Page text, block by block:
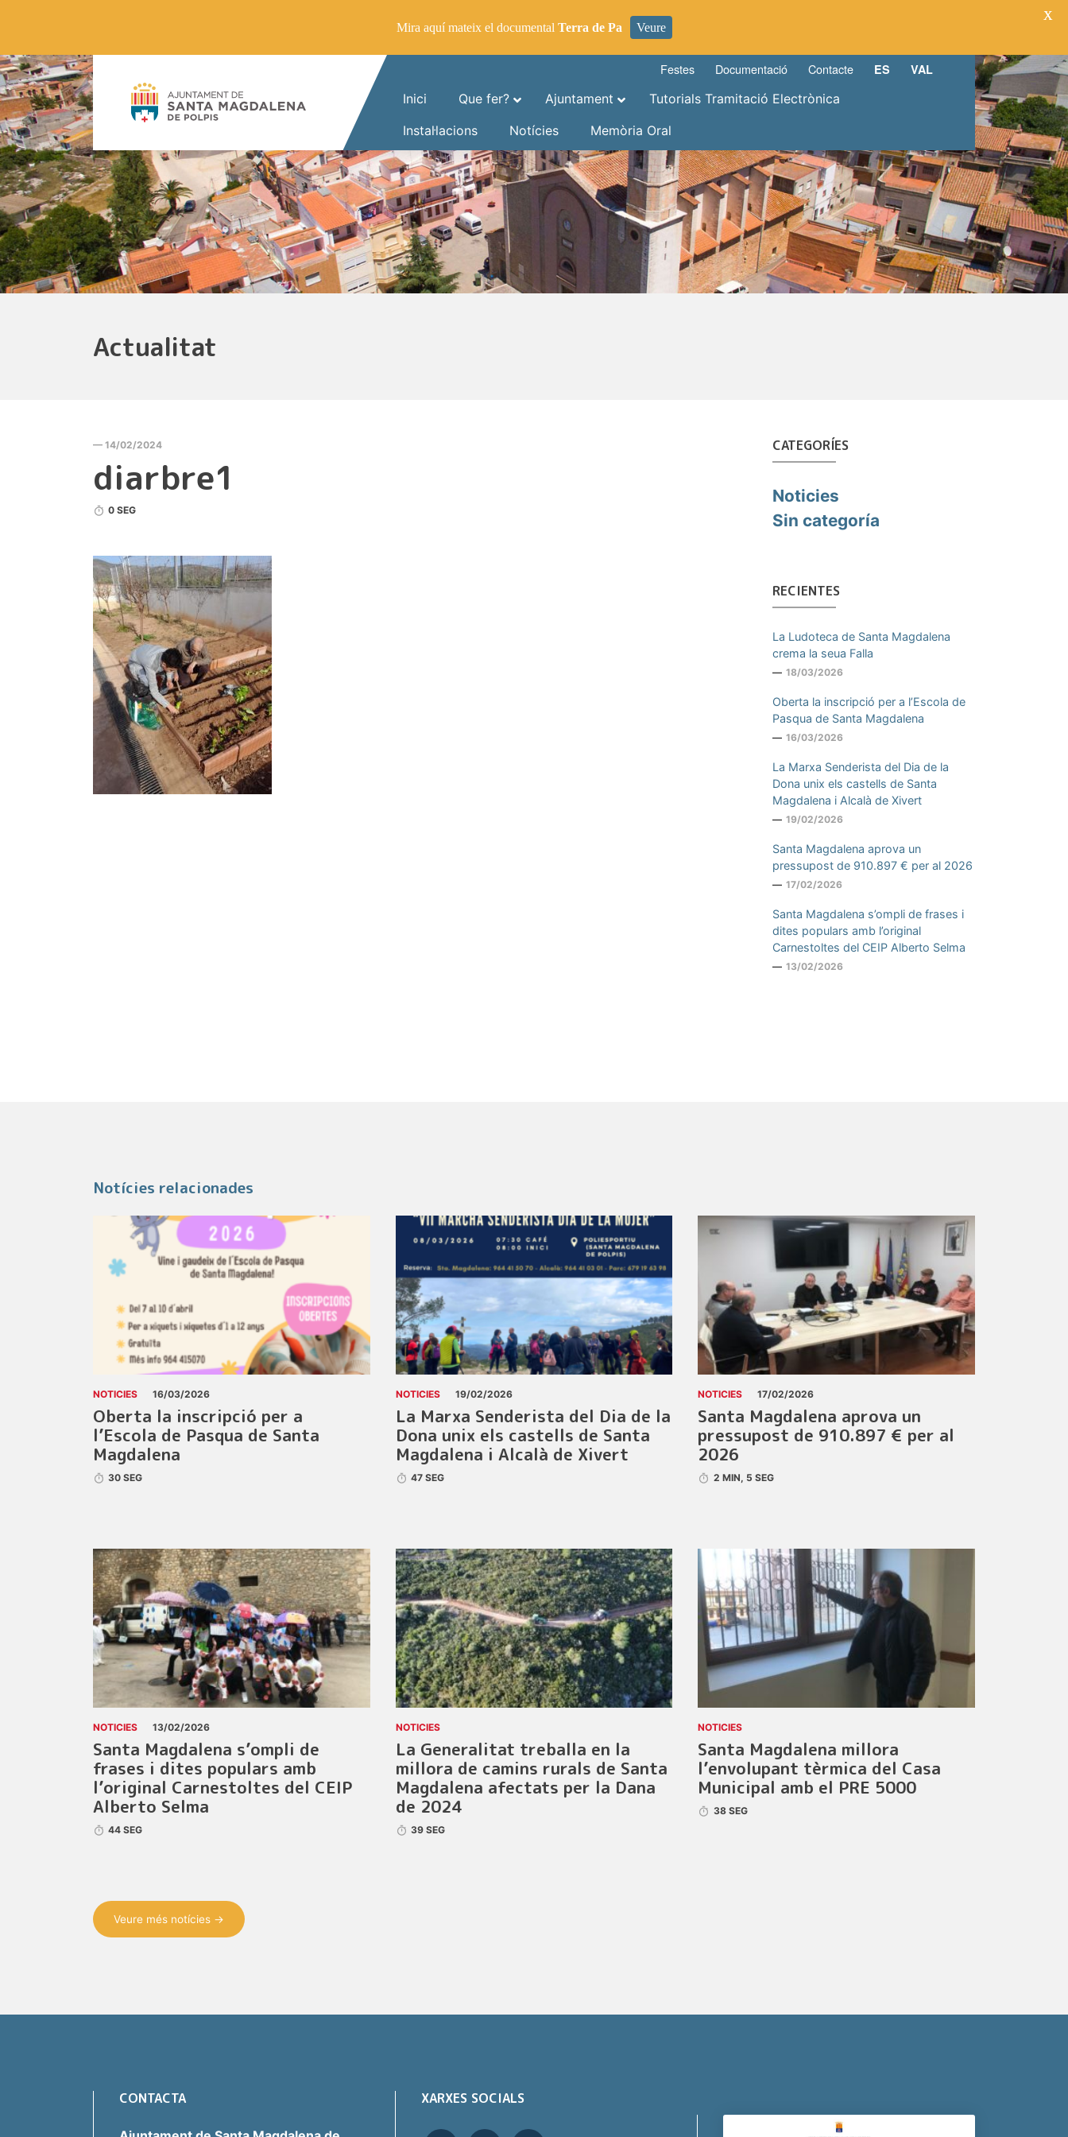
Festes Documentació Contacte ES
VAL
Inici
Que fer? Ajuntament
Tutorials Tramitació Electrònica
Instal·lacions
Notícies Memòria Oral
Actualitat
— 14/02/2024
diarbre1
0 SEG
CATEGORÍES
Noticies
Sin categoría
RECIENTES
La Ludoteca de Santa Magdalena
crema la seua Falla
18/03/2026
Oberta la inscripció per a l’Escola de
Pasqua de Santa Magdalena
16/03/2026
La Marxa Senderista del Dia de la
Dona unix els castells de Santa
Magdalena i Alcalà de Xivert
19/02/2026
Santa Magdalena aprova un
pressupost de 910.897 € per al 2026
17/02/2026
Santa Magdalena s’ompli de frases i
dites populars amb l’original
Carnestoltes del CEIP Alberto Selma
13/02/2026
Notícies relacionades
NOTICIES 16/03/2026
Oberta la inscripció per a
l’Escola de Pasqua de Santa
Magdalena
30 SEG
NOTICIES 19/02/2026
La Marxa Senderista del Dia de la
Dona unix els castells de Santa
Magdalena i Alcalà de Xivert
47 SEG
NOTICIES 17/02/2026
Santa Magdalena aprova un
pressupost de 910.897 € per al
2026
2 MIN, 5 SEG
NOTICIES 13/02/2026
Santa Magdalena s’ompli de
frases i dites populars amb
l’original Carnestoltes del CEIP
Alberto Selma
44 SEG
NOTICIES
La Generalitat treballa en la
millora de camins rurals de Santa
Magdalena afectats per la Dana
de 2024
39 SEG
NOTICIES
Santa Magdalena millora
l’envolupant tèrmica del Casa
Municipal amb el PRE 5000
38 SEG
Veure més notícies →
CONTACTA XARXES SOCIALS
Mira aquí mateix el documental Terra de Pa Veure
X